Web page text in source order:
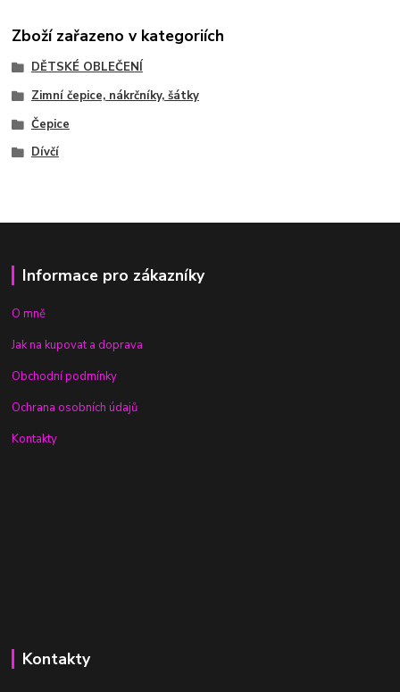
Zboží zařazeno v kategoriích
DĚTSKÉ OBLEČENÍ
Zimní čepice, nákrčníky, šátky
Čepice
Dívčí
Informace pro zákazníky
O mně
Jak na kupovat a doprava
Obchodní podmínky
Ochrana osobních údajů
Kontakty
Kontakty